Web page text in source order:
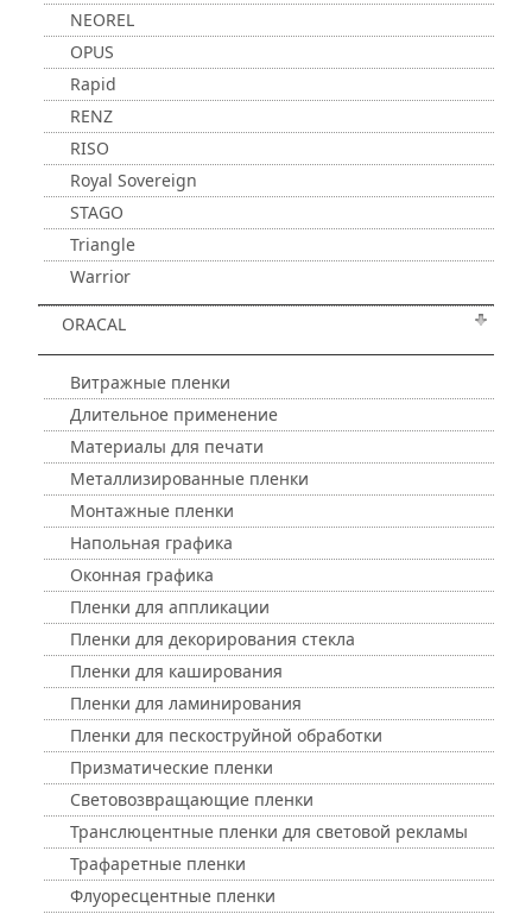
NEOREL
OPUS
Rapid
RENZ
RISO
Royal Sovereign
STAGO
Triangle
Warrior
ORACAL
Витражные пленки
Длительное применение
Материалы для печати
Металлизированные пленки
Монтажные пленки
Напольная графика
Оконная графика
Пленки для аппликации
Пленки для декорирования стекла
Пленки для каширования
Пленки для ламинирования
Пленки для пескоструйной обработки
Призматические пленки
Световозвращающие пленки
Транслюцентные пленки для световой рекламы
Трафаретные пленки
Флуоресцентные пленки